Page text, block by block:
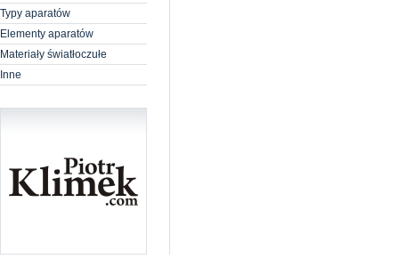
Typy aparatów
Elementy aparatów
Materiały światłoczułe
Inne